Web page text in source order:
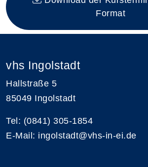
Format
vhs Ingolstadt
Hallstraße 5
85049 Ingolstadt
Tel: (0841) 305-1854
E-Mail: ingolstadt@vhs-in-ei.de